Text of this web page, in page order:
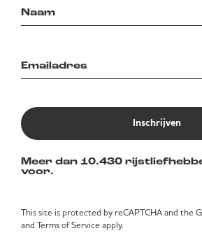
Inschrijven
Meer dan 10.430
voor.
This site is protected by reCAPTCHA and the
and Terms of Service apply.